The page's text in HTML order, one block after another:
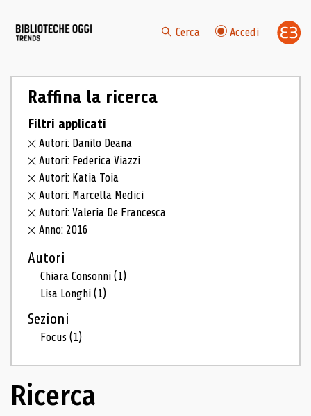
Cerca Accedi
Raffina la ricerca
Filtri applicati
Autori: Danilo Deana
Autori: Federica Viazzi
Autori: Katia Toia
Autori: Marcella Medici
Autori: Valeria De Francesca
Anno: 2016
Autori
Chiara Consonni(1)
Lisa Longhi(1)
Sezioni
Focus(1)
Ricerca